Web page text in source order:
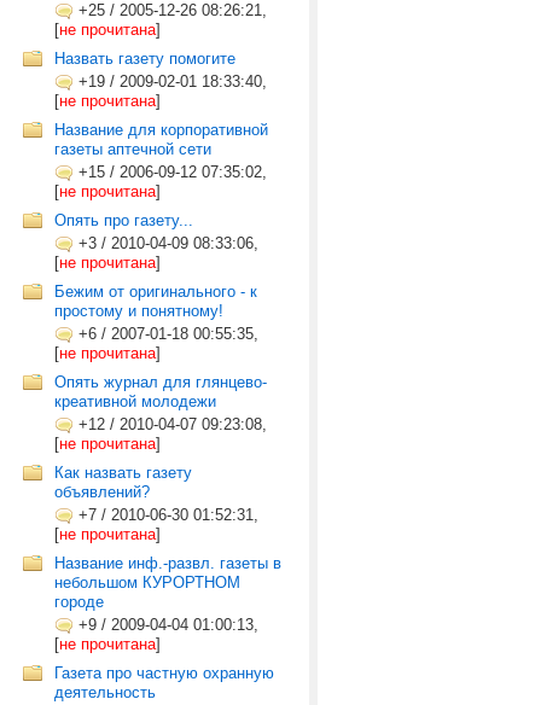
+25 / 2005-12-26 08:26:21,
[не прочитана]
Назвать газету помогите
+19 / 2009-02-01 18:33:40,
[не прочитана]
Название для корпоративной
газеты аптечной сети
+15 / 2006-09-12 07:35:02,
[не прочитана]
Опять про газету...
+3 / 2010-04-09 08:33:06,
[не прочитана]
Бежим от оригинального - к
простому и понятному!
+6 / 2007-01-18 00:55:35,
[не прочитана]
Опять журнал для глянцево-
креативной молодежи
+12 / 2010-04-07 09:23:08,
[не прочитана]
Как назвать газету
объявлений?
+7 / 2010-06-30 01:52:31,
[не прочитана]
Название инф.-развл. газеты в
небольшом КУРОРТНОМ
городе
+9 / 2009-04-04 01:00:13,
[не прочитана]
Газета про частную охранную
деятельность